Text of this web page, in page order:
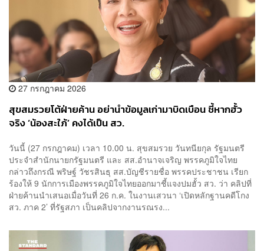
27 กรกฎาคม 2026
สุขสมรวยโต้ฝ่ายค้าน อย่านำข้อมูลเก่ามาบิดเบือน ชี้หากฮั้ว
จริง ‘น้องสะใภ้’ คงได้เป็น สว.
วันนี้ (27 กรกฎาคม) เวลา 10.00 น. สุขสมรวย วันทนียกุล รัฐมนตรี
ประจำสำนักนายกรัฐมนตรี และ สส.อำนาจเจริญ พรรคภูมิใจไทย
กล่าวถึงกรณี พริษฐ์ วัชรสินธุ สส.บัญชีรายชื่อ พรรคประชาชน เรียก
ร้องให้ 9 นักการเมืองพรรคภูมิใจไทยออกมาชี้แจงปมฮั้ว สว. ว่า คลิปที่
ฝ่ายค้านนำเสนอเมื่อวันที่ 26 ก.ค. ในงานเสวนา ‘เปิดหลักฐานคดีโกง
สว. ภาค 2’ ที่รัฐสภา เป็นคลิปจากงานรณรง...